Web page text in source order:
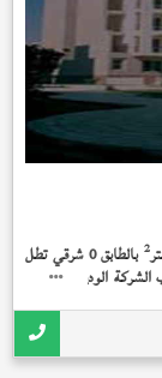
2 بالطابق 0 شرقي تطل
الوديعة مدفوعة